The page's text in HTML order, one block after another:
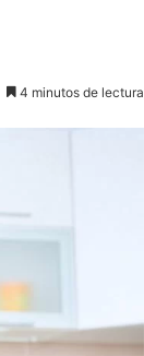
4 minutos de lectura